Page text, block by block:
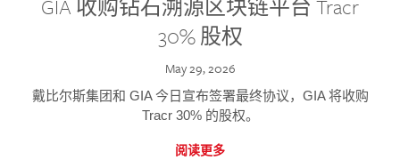
GIA 收购钻石溯源区块链平台 Tracr
30% 股权
May 29, 2026
戴比尔斯集团和 GIA 今日宣布签署最终协议，GIA 将收购
Tracr 30% 的股权。
阅读更多